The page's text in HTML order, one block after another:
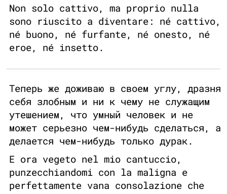
Non solo cattivo, ma proprio nulla
sono riuscito a diventare: né cattivo,
né buono, né furfante, né onesto, né
eroe, né insetto.
Теперь же доживаю в своем углу, дразня
себя злобным и ни к чему не служащим
утешением, что умный человек и не
может серьезно чем-нибудь сделаться, а
делается чем-нибудь только дурак.
E ora vegeto nel mio cantuccio,
punzecchiandomi con la maligna e
perfettamente vana consolazione che